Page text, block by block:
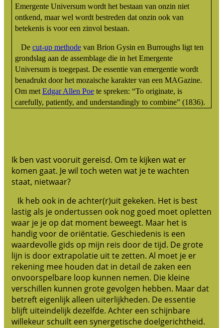
Emergente Universum wordt het bestaan van onzin niet
ontkend, maar wel wordt bestreden dat onzin ook van
betekenis is voor een zinvol bestaan.
De cut-up methodevan Brion Gysin en Burroughs ligt ten
grondslag aan de assemblage die in het Emergente
Universum is toegepast. De essentie van emergentie wordt
benadrukt door het mozaische karakter van een MAGazine.
Om met Edgar Allen Poete spreken: “To originate, is
carefully, patiently, and understandingly to combine” (1836).
Ik ben vast vooruit gereisd. Om te kijken wat er
komen gaat. Je wil toch weten wat je te wachten
staat, nietwaar?
Ik heb ook in de achter(r)uit gekeken. Het is best
lastig als je ondertussen ook nog goed moet opletten
waar je je op dat moment beweegt. Maar het is
handig voor de oriëntatie. Geschiedenis is een
waardevolle gids op mijn reis door de tijd. De grote
lijn is door extrapolatie uit te zetten. Al moet je er
rekening mee houden dat in detail de zaken een
onvoorspelbare loop kunnen nemen. Die kleine
verschillen kunnen grote gevolgen hebben. Maar dat
betreft eigenlijk alleen uiterlijkheden. De essentie
blijft uiteindelijk dezelfde. Achter een schijnbare
willekeur schuilt een synergetische doelgerichtheid.